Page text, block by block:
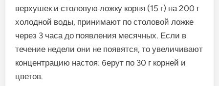
верхушек и столовую ложку корня (15 г) на 200 г
холодной воды, принимают по столовой ложке
через 3 часа до появления месячных. Если в
течение недели они не появятся, то увеличивают
концентрацию настоя: берут по 30 г корней и
цветов.